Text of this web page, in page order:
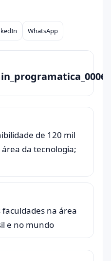
WhatsApp
de 120 mil
da tecnologia;
na área
e no mundo